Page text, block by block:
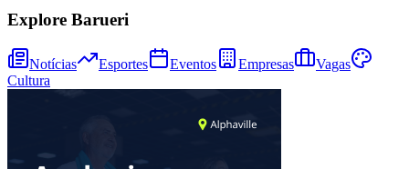
Sport
Explore Barueri
Notícias Esportes Eventos Empresas
Vagas
Cultura